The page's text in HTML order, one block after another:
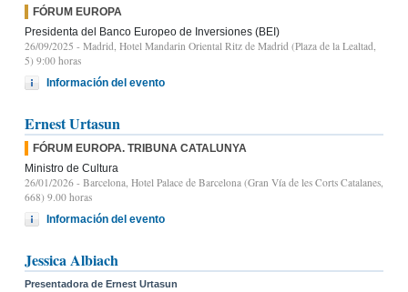
FÓRUM EUROPA
Presidenta del Banco Europeo de Inversiones (BEI)
26/09/2025 - Madrid, Hotel Mandarin Oriental Ritz de Madrid (Plaza de la Lealtad,
5) 9:00 horas
Información del evento
Ernest Urtasun
FÓRUM EUROPA. TRIBUNA CATALUNYA
Ministro de Cultura
26/01/2026 - Barcelona, Hotel Palace de Barcelona (Gran Vía de les Corts Catalanes,
668) 9.00 horas
Información del evento
Jessica Albiach
Presentadora de Ernest Urtasun